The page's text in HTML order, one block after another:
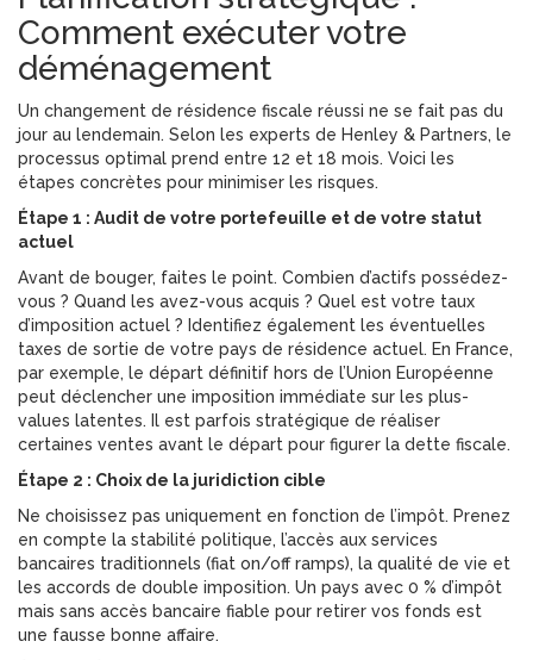
Comment exécuter votre
déménagement
Un changement de résidence fiscale réussi ne se fait pas du
jour au lendemain. Selon les experts de Henley & Partners, le
processus optimal prend entre 12 et 18 mois. Voici les
étapes concrètes pour minimiser les risques.
Étape 1 : Audit de votre portefeuille et de votre statut
actuel
Avant de bouger, faites le point. Combien d’actifs possédez-
vous ? Quand les avez-vous acquis ? Quel est votre taux
d’imposition actuel ? Identifiez également les éventuelles
taxes de sortie de votre pays de résidence actuel. En France,
par exemple, le départ définitif hors de l’Union Européenne
peut déclencher une imposition immédiate sur les plus-
values latentes. Il est parfois stratégique de réaliser
certaines ventes avant le départ pour figurer la dette fiscale.
Étape 2 : Choix de la juridiction cible
Ne choisissez pas uniquement en fonction de l’impôt. Prenez
en compte la stabilité politique, l’accès aux services
bancaires traditionnels (fiat on/off ramps), la qualité de vie et
les accords de double imposition. Un pays avec 0 % d’impôt
mais sans accès bancaire fiable pour retirer vos fonds est
une fausse bonne affaire.